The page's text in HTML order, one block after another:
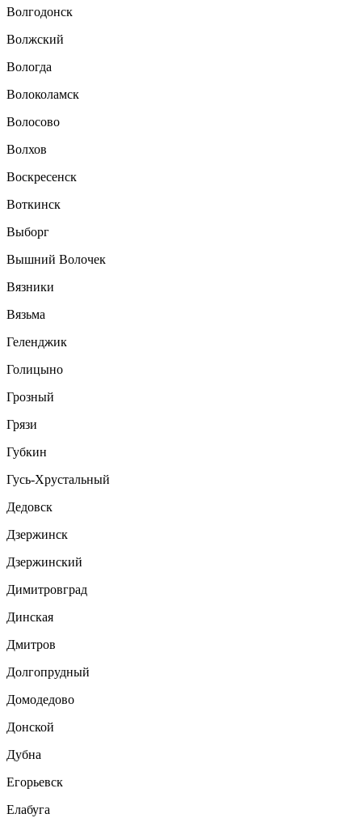
Волгодонск
Волжский
Вологда
Волоколамск
Волосово
Волхов
Воскресенск
Воткинск
Выборг
Вышний Волочек
Вязники
Вязьма
Геленджик
Голицыно
Грозный
Грязи
Губкин
Гусь-Хрустальный
Дедовск
Дзержинск
Дзержинский
Димитровград
Динская
Дмитров
Долгопрудный
Домодедово
Донской
Дубна
Егорьевск
Елабуга